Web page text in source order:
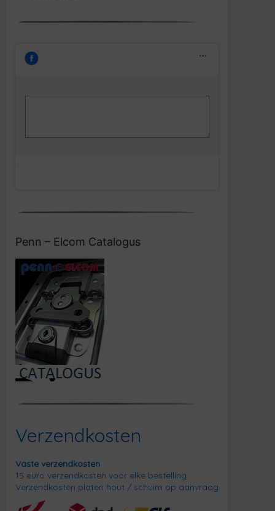
Penn – Elcom Catalogus
Verzendkosten
Vaste verzendkosten
15 euro verzendkosten voor elke bestelling.
Verzendkosten platen hout / schuim op aanvraag